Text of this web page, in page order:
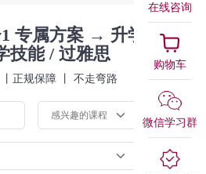
专属方案 → 升学
技能 / 过雅思
正规保障 丨 不走弯路
在线咨询
购物车
微信学习群